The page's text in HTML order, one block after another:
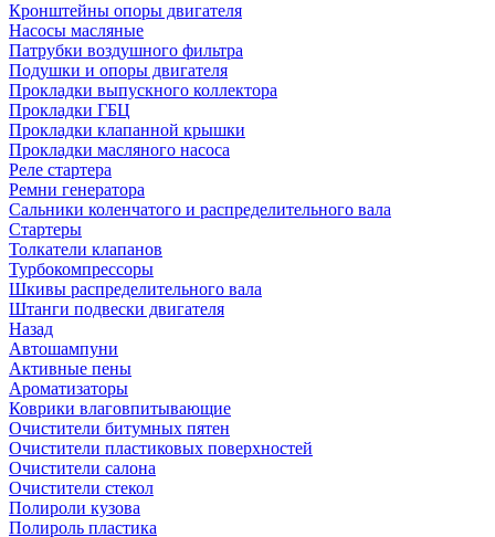
Кронштейны опоры двигателя
Насосы масляные
Патрубки воздушного фильтра
Подушки и опоры двигателя
Прокладки выпускного коллектора
Прокладки ГБЦ
Прокладки клапанной крышки
Прокладки масляного насоса
Реле стартера
Ремни генератора
Сальники коленчатого и распределительного вала
Стартеры
Толкатели клапанов
Турбокомпрессоры
Шкивы распределительного вала
Штанги подвески двигателя
Назад
Автошампуни
Активные пены
Ароматизаторы
Коврики влаговпитывающие
Очистители битумных пятен
Очистители пластиковых поверхностей
Очистители салона
Очистители стекол
Полироли кузова
Полироль пластика